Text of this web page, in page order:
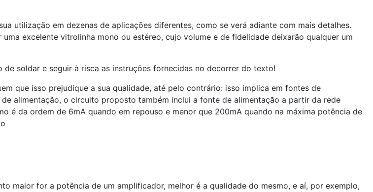
utilização em dezenas de aplicações diferentes, como se verá adiante com mais detalhes.
excelente vitrolinha mono ou estéreo, cujo volume e de fidelidade deixarão qualquer um
soldar e seguir à risca as instruções fornecidas no decorrer do texto!
que isso prejudique a sua qualidade, até pelo contrário: isso implica em fontes de
alimentação, o circuito proposto também inclui a fonte de alimentação a partir da rede
é da ordem de 6mA quando em repouso e menor que 200mA quando na máxima potência de
maior for a potência de um amplificador, melhor é a qualidade do mesmo, e aí, por exemplo,